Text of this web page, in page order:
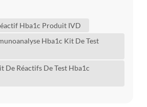
est la partie de vos
transporte l'oxygène de vos
la quantité moyenne de glucose
a été au ...
Hba1c Produit IVD
Hba1c Kit De Test
De Réactifs De Test Hba1c